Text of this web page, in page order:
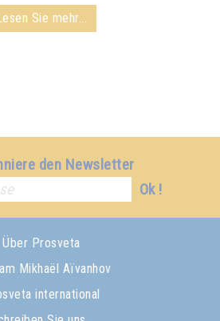
Sie mehr...
den Newsletter
Ok !
Über Prosveta
Mikhaël Aïvanhov
international